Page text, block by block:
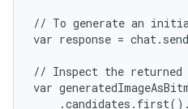
// To generate an
var response =
// Inspect the returned
var